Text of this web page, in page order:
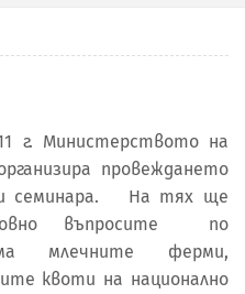
г. Министерството на
провеждането
семинара. На тях ще
въпросите по
ма млечните ферми,
квоти на национално